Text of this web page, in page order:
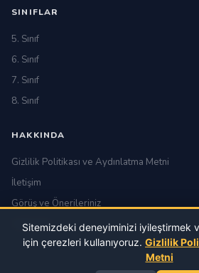
SINIFLAR
5. Sınıf
6. Sınıf
7. Sınıf
8. Sınıf
HAKKINDA
Gizlilik Politikası ve Aydınlatma Metni
İletişim
Görüş ve Önerileriniz
Hakkında
Sitemizdeki deneyiminizi iyileştirmek
için çerezleri kullanıyoruz. Gizlilik
Metni